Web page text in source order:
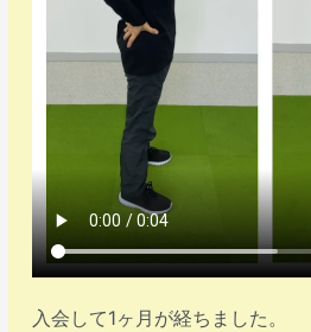
入会して1ヶ月が経ちました。